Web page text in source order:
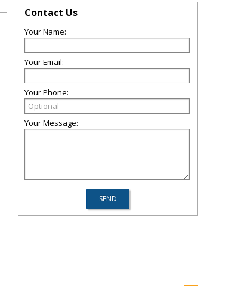
Contact Us
Your Name:
Your Email:
Your Phone:
Your Message: